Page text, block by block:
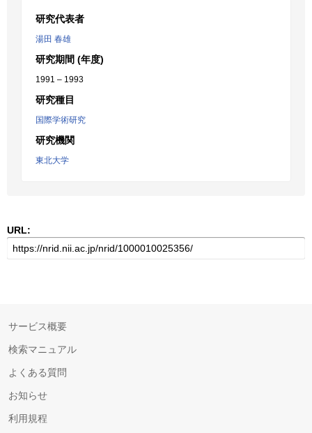
研究代表者
湯田 春雄
研究期間 (年度)
1991 – 1993
研究種目
国際学術研究
研究機関
東北大学
URL:
サービス概要
検索マニュアル
よくある質問
お知らせ
利用規程